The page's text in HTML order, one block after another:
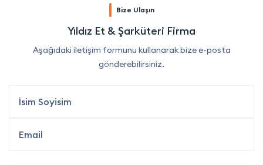
Bize Ulaşın
Yıldız Et & Şarküteri Firma
Aşağıdaki iletişim formunu kullanarak bize e-posta
gönderebilirsiniz.